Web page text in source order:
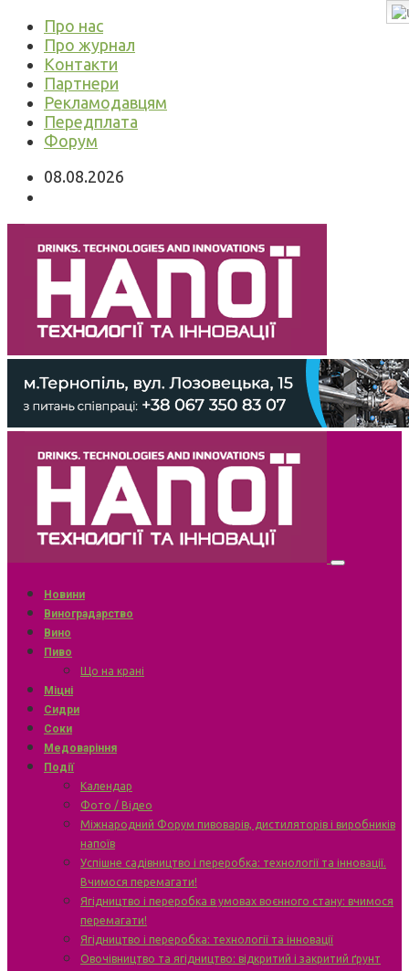
Про нас
Про журнал
Контакти
Партнери
Рекламодавцям
Передплата
Форум
08.08.2026
Новини
Виноградарство
Вино
Пиво
Що на крані
Міцні
Сидри
Соки
Медоваріння
Події
Календар
Фото / Відео
Міжнародний Форум пивоварів, дистиляторів і виробників
напоїв
Успішне садівництво і переробка: технології та інновації.
Вчимося перемагати!
Ягідництво і переробка в умовах воєнного стану: вчимося
перемагати!
Ягідництво і переробка: технології та інновації
Овочівництво та ягідництво: відкритий і закритий ґрунт